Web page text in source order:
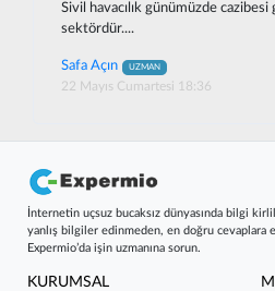
Sivil havacılık günümüzde
sektördür....
Safa Açın UZMAN
22 Mayıs Cumartesi 18:36
İnternetin uçsuz bucaksız dünyasında bilgi
yanlış bilgiler edinmeden, en doğru cevaplara
Expermio’da işin uzmanına sorun.
KURUMSAL